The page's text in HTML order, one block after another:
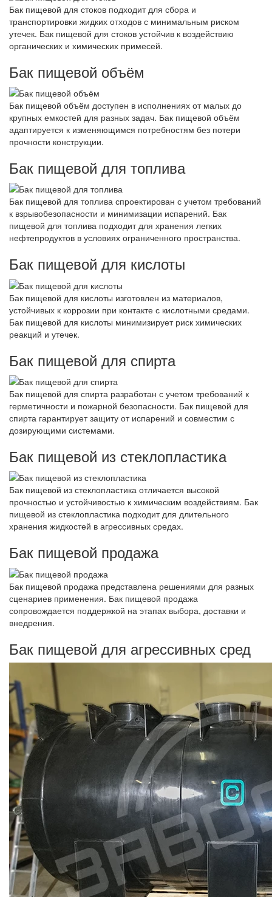
Бак пищевой для стоков подходит для сбора и
транспортировки жидких отходов с минимальным риском
утечек. Бак пищевой для стоков устойчив к воздействию
органических и химических примесей.
Бак пищевой объём
Бак пищевой объём доступен в исполнениях от малых до
крупных емкостей для разных задач. Бак пищевой объём
адаптируется к изменяющимся потребностям без потери
прочности конструкции.
Бак пищевой для топлива
Бак пищевой для топлива спроектирован с учетом требований
к взрывобезопасности и минимизации испарений. Бак
пищевой для топлива подходит для хранения легких
нефтепродуктов в условиях ограниченного пространства.
Бак пищевой для кислоты
Бак пищевой для кислоты изготовлен из материалов,
устойчивых к коррозии при контакте с кислотными средами.
Бак пищевой для кислоты минимизирует риск химических
реакций и утечек.
Бак пищевой для спирта
Бак пищевой для спирта разработан с учетом требований к
герметичности и пожарной безопасности. Бак пищевой для
спирта гарантирует защиту от испарений и совместим с
дозирующими системами.
Бак пищевой из стеклопластика
Бак пищевой из стеклопластика отличается высокой
прочностью и устойчивостью к химическим воздействиям. Бак
пищевой из стеклопластика подходит для длительного
хранения жидкостей в агрессивных средах.
Бак пищевой продажа
Бак пищевой продажа представлена решениями для разных
сценариев применения. Бак пищевой продажа
сопровождается поддержкой на этапах выбора, доставки и
внедрения.
Бак пищевой для агрессивных сред